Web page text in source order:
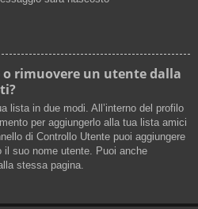
o rimuovere un utente dalla
lista in due modi. All’interno del profilo
per aggiungerlo alla tua lista amici
di Controllo Utente puoi aggiungere
il suo nome utente. Puoi anche
stessa pagina.